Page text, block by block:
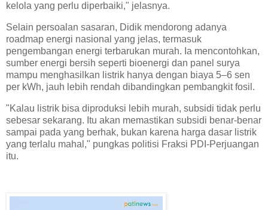
kelola yang perlu diperbaiki," jelasnya.
Selain persoalan sasaran, Didik mendorong adanya
roadmap energi nasional yang jelas, termasuk
pengembangan energi terbarukan murah. Ia mencontohkan,
sumber energi bersih seperti bioenergi dan panel surya
mampu menghasilkan listrik hanya dengan biaya 5–6 sen
per kWh, jauh lebih rendah dibandingkan pembangkit fosil.
"Kalau listrik bisa diproduksi lebih murah, subsidi tidak perlu
sebesar sekarang. Itu akan memastikan subsidi benar-benar
sampai pada yang berhak, bukan karena harga dasar listrik
yang terlalu mahal," pungkas politisi Fraksi PDI-Perjuangan
itu.